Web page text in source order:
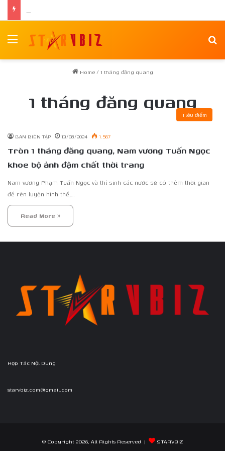
Menu
Home / 1 tháng đăng quang
1 tháng đăng quang
Tiêu điểm
BAN BIÊN TẬP 13/08/2024 1.567
Tròn 1 tháng đăng quang, Nam vương Tuấn Ngọc
khoe bộ ảnh đậm chất thời trang
Nam vương Phạm Tuấn Ngọc và thí sinh các nước sẽ có thêm thời gian
để rèn luyện hình thể,…
Read More »
Hợp Tác Nội Dung
starvbiz.com@gmail.com
© Copyright 2026, All Rights Reserved | STARVBIZ